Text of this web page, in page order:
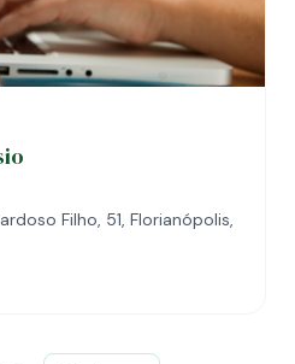
Filho, 51, Florianópolis,